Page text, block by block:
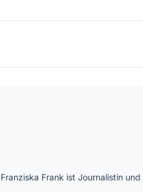
Franziska Frank ist Journalistin